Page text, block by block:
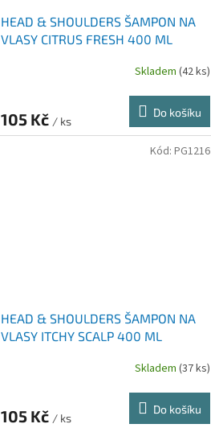
HEAD & SHOULDERS ŠAMPON NA
VLASY CITRUS FRESH 400 ML
Skladem (42 ks)
105 Kč / ks
Do košíku
HEAD & SHOULDERS ŠAMPON NA
VLASY ITCHY SCALP 400 ML
Skladem (37 ks)
105 Kč / ks
Do košíku
Kód: PG1216